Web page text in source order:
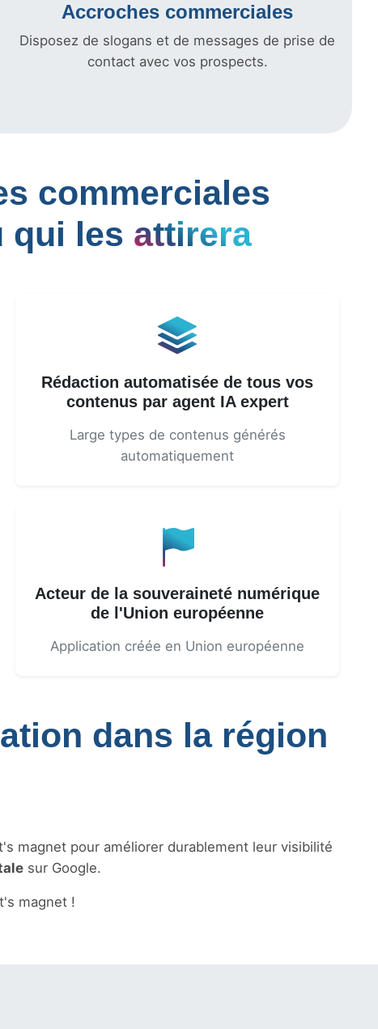
Accroches commerciales
Disposez de slogans et de messages de prise de
contact avec vos prospects.
commerciales
qui les attirera
Rédaction automatisée de tous vos
contenus par agent IA expert
Large types de contenus générés
automatiquement
Acteur de la souveraineté numérique
de l'Union européenne
Application créée en Union européenne
dans la région
magnet pour améliorer durablement leur visibilité
sur Google.
magnet !